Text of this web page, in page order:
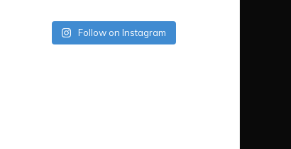
Follow on Instagram